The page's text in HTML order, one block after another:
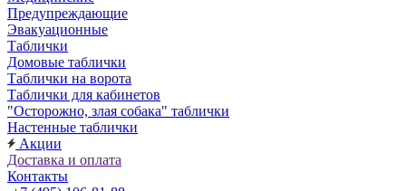
Предупреждающие
Эвакуационные
Таблички
Домовые таблички
Таблички на ворота
Таблички для кабинетов
"Осторожно, злая собака" таблички
Настенные таблички
Акции
Доставка и оплата
Контакты